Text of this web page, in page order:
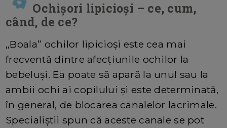
Ochișori lipicioși – ce, cum,
când, de ce?
„Boala” ochilor lipicioși este cea mai
frecventă dintre afecțiunile ochilor la
bebeluși. Ea poate să apară la unul sau la
ambii ochi ai copilului și este determinată,
în general, de blocarea canalelor lacrimale.
Specialiștii spun că aceste canale se pot